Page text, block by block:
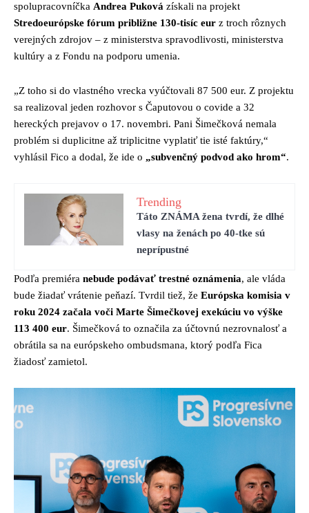
spolupracovníčka Andrea Puková získali na projekt
Stredoeurópske fórum približne 130-tisíc eur z troch rôznych
verejných zdrojov – z ministerstva spravodlivosti, ministerstva
kultúry a z Fondu na podporu umenia.
„Z toho si do vlastného vrecka vyúčtovali 87 500 eur. Z projektu
sa realizoval jeden rozhovor s Čaputovou o covide a 32
hereckých prejavov o 17. novembri. Pani Šimečková nemala
problém si duplicitne až triplicitne vyplatiť tie isté faktúry,“
vyhlásil Fico a dodal, že ide o „subvenčný podvod ako hrom“.
Trending
Táto ZNÁMA žena tvrdí, že dlhé
vlasy na ženách po 40-tke sú
neprípustné
Podľa premiéra nebude podávať trestné oznámenia, ale vláda
bude žiadať vrátenie peňazí. Tvrdil tiež, že Európska komisia v
roku 2024 začala voči Marte Šimečkovej exekúciu vo výške
113 400 eur. Šimečková to označila za účtovnú nezrovnalosť a
obrátila sa na európskeho ombudsmana, ktorý podľa Fica
žiadosť zamietol.